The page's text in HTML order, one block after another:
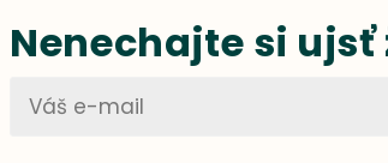
Nenechajte si